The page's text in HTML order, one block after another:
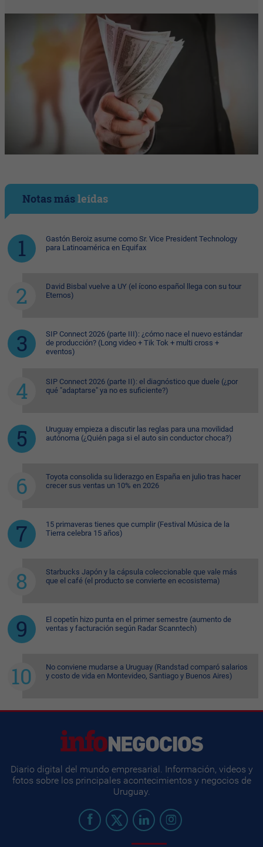
Notas másleídas
Gastón Beroiz asume como Sr. Vice President Technology
para Latinoamérica en Equifax
David Bisbal vuelve a UY (el ícono español llega con su tour
Eternos)
SIP Connect 2026 (parte III): ¿cómo nace el nuevo estándar
de producción? (Long video + Tik Tok + multi cross +
eventos)
SIP Connect 2026 (parte II): el diagnóstico que duele (¿por
qué "adaptarse" ya no es suficiente?)
Uruguay empieza a discutir las reglas para una movilidad
autónoma (¿Quién paga si el auto sin conductor choca?)
Toyota consolida su liderazgo en España en julio tras hacer
crecer sus ventas un 10% en 2026
15 primaveras tienes que cumplir (Festival Música de la
Tierra celebra 15 años)
Starbucks Japón y la cápsula coleccionable que vale más
que el café (el producto se convierte en ecosistema)
El copetín hizo punta en el primer semestre (aumento de
ventas y facturación según Radar Scanntech)
No conviene mudarse a Uruguay (Randstad comparó salarios
y costo de vida en Montevideo, Santiago y Buenos Aires)
Diario digital del mundo empresarial. Información, videos y
fotos sobre los principales acontecimientos y negocios de
Uruguay.